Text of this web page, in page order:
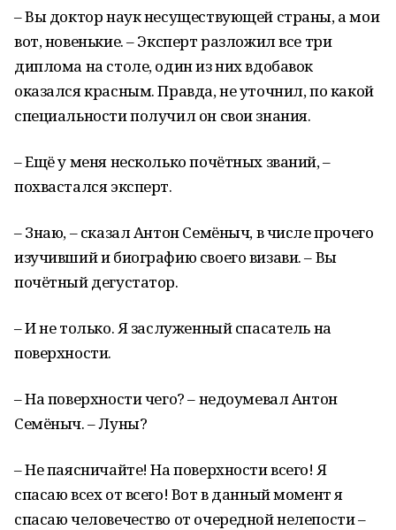
– Вы доктор наук несуществующей страны, а мои
вот, новенькие. – Эксперт разложил все три
диплома на столе, один из них вдобавок
оказался красным. Правда, не уточнил, по какой
специальности получил он свои знания.
– Ещё у меня несколько почётных званий, –
похвастался эксперт.
– Знаю, – сказал Антон Семёныч, в числе прочего
изучивший и биографию своего визави. – Вы
почётный дегустатор.
– И не только. Я заслуженный спасатель на
поверхности.
– На поверхности чего? – недоумевал Антон
Семёныч. – Луны?
– Не паясничайте! На поверхности всего! Я
спасаю всех от всего! Вот в данный момент я
спасаю человечество от очередной нелепости –